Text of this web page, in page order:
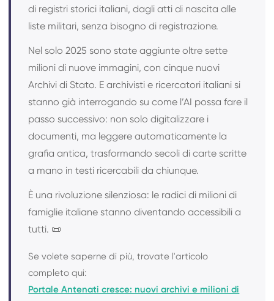
di registri storici italiani, dagli atti di nascita alle
liste militari, senza bisogno di registrazione.
Nel solo 2025 sono state aggiunte oltre sette
milioni di nuove immagini, con cinque nuovi
Archivi di Stato. E archivisti e ricercatori italiani si
stanno già interrogando su come l’AI possa fare il
passo successivo: non solo digitalizzare i
documenti, ma leggere automaticamente la
grafia antica, trasformando secoli di carte scritte
a mano in testi ricercabili da chiunque.
È una rivoluzione silenziosa: le radici di milioni di
famiglie italiane stanno diventando accessibili a
tutti. 📜
Se volete saperne di più, trovate l'articolo
completo qui:
Portale Antenati cresce: nuovi archivi e milioni di